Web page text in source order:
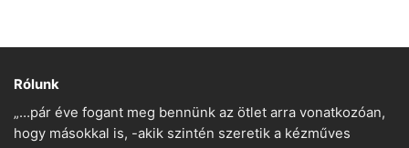
Rólunk
„…pár éve fogant meg bennünk az ötlet arra vonatkozóan,
hogy másokkal is, -akik szintén szeretik a kézműves